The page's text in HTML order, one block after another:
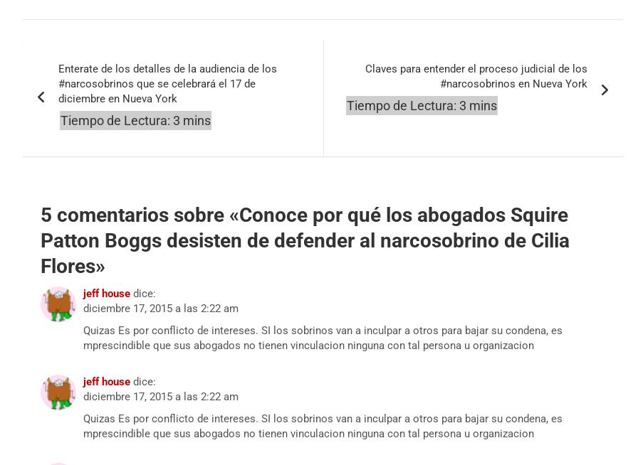
entradas
Enterate de los detalles de la audiencia de los
#narcosobrinos que se celebrará el 17 de
diciembre en Nueva York
Claves para entender el proceso judicial de los
#narcosobrinos en Nueva York
5 comentarios sobre «Conoce por qué los abogados Squire
Patton Boggs desisten de defender al narcosobrino de Cilia
Flores»
jeff house dice:
diciembre 17, 2015 a las 2:22 am
Quizas Es por conflicto de intereses. SI los sobrinos van a inculpar a otros para bajar su condena, es
mprescindible que sus abogados no tienen vinculacion ninguna con tal persona u organizacion
jeff house dice:
diciembre 17, 2015 a las 2:22 am
Quizas Es por conflicto de intereses. SI los sobrinos van a inculpar a otros para bajar su condena, es
mprescindible que sus abogados no tienen vinculacion ninguna con tal persona u organizacion